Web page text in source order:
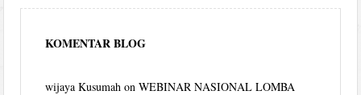
KOMENTAR BLOG
wijaya Kusumah onWEBINAR NASIONAL LOMBA